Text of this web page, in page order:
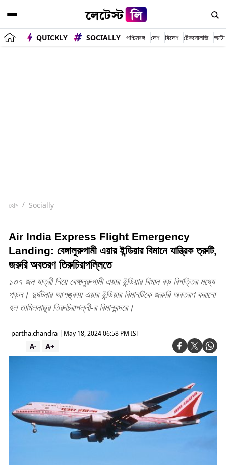
QUICKLY SOCIALLY পশ্চিমবঙ্গ দেশ বিদেশ টেকনোলজি অটো
হোম Socially
Air India Express Flight Emergency
Landing: বেঙ্গালুরুগামী এয়ার ইন্ডিয়ার বিমানে যান্ত্রিক ত্রুটি,
জরুরি অবতরণ তিরুচিরাপল্লিতে
১৩৭ জন যাত্রী নিয়ে বেঙ্গালুরুগামী এয়ার ইন্ডিয়ার বিমান বড় বিপত্তির মধ্যে
পড়ল। দুর্ঘটনার আশঙ্কায় এয়ার ইন্ডিয়ার বিমানটিকে জরুরি অবতরণ করানো
হল তামিলনাড়ুর তিরুচিরাপল্লী-র বিমানবন্দরে।
partha.chandra | May 18, 2024 06:58 PM IST
A+
A-